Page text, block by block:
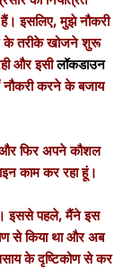
हैं। इसलिए, मुझे नौकरी
के तरीके खोजने शुरू
और इसीलॉकडाउन
नौकरी करने के बजाय
और फिर अपने कौशल
काम कर रहा हूं।
इससे पहले, मैंने इस
से किया था और अब
के दृष्टिकोण से कर